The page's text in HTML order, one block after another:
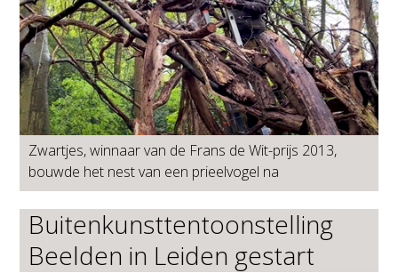
Zwartjes, winnaar van de Frans de Wit-prijs 2013,
bouwde het nest van een prieelvogel na
Buitenkunsttentoonstelling
Beelden in Leiden gestart